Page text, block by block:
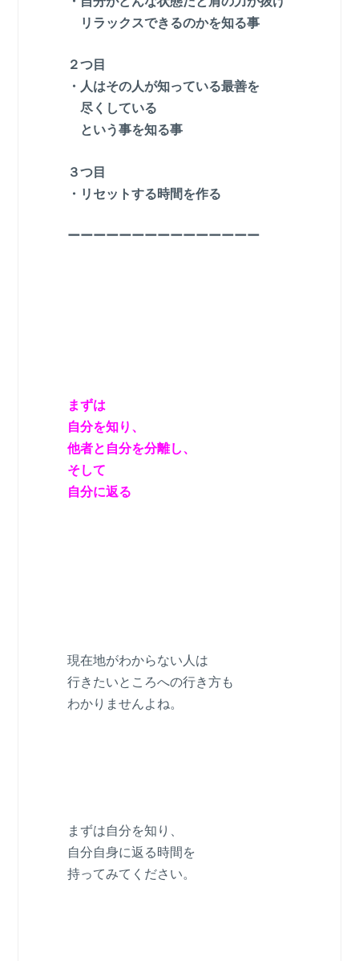
リラックスできるのかを知る事
２つ目
・人はその人が知っている最善を
尽くしている
という事を知る事
３つ目
・リセットする時間を作る
ーーーーーーーーーーーーーーー
まずは
自分を知り、
他者と自分を分離し、
そして
自分に返る
現在地がわからない人は
行きたいところへの行き方も
わかりませんよね。
まずは自分を知り、
自分自身に返る時間を
持ってみてください。